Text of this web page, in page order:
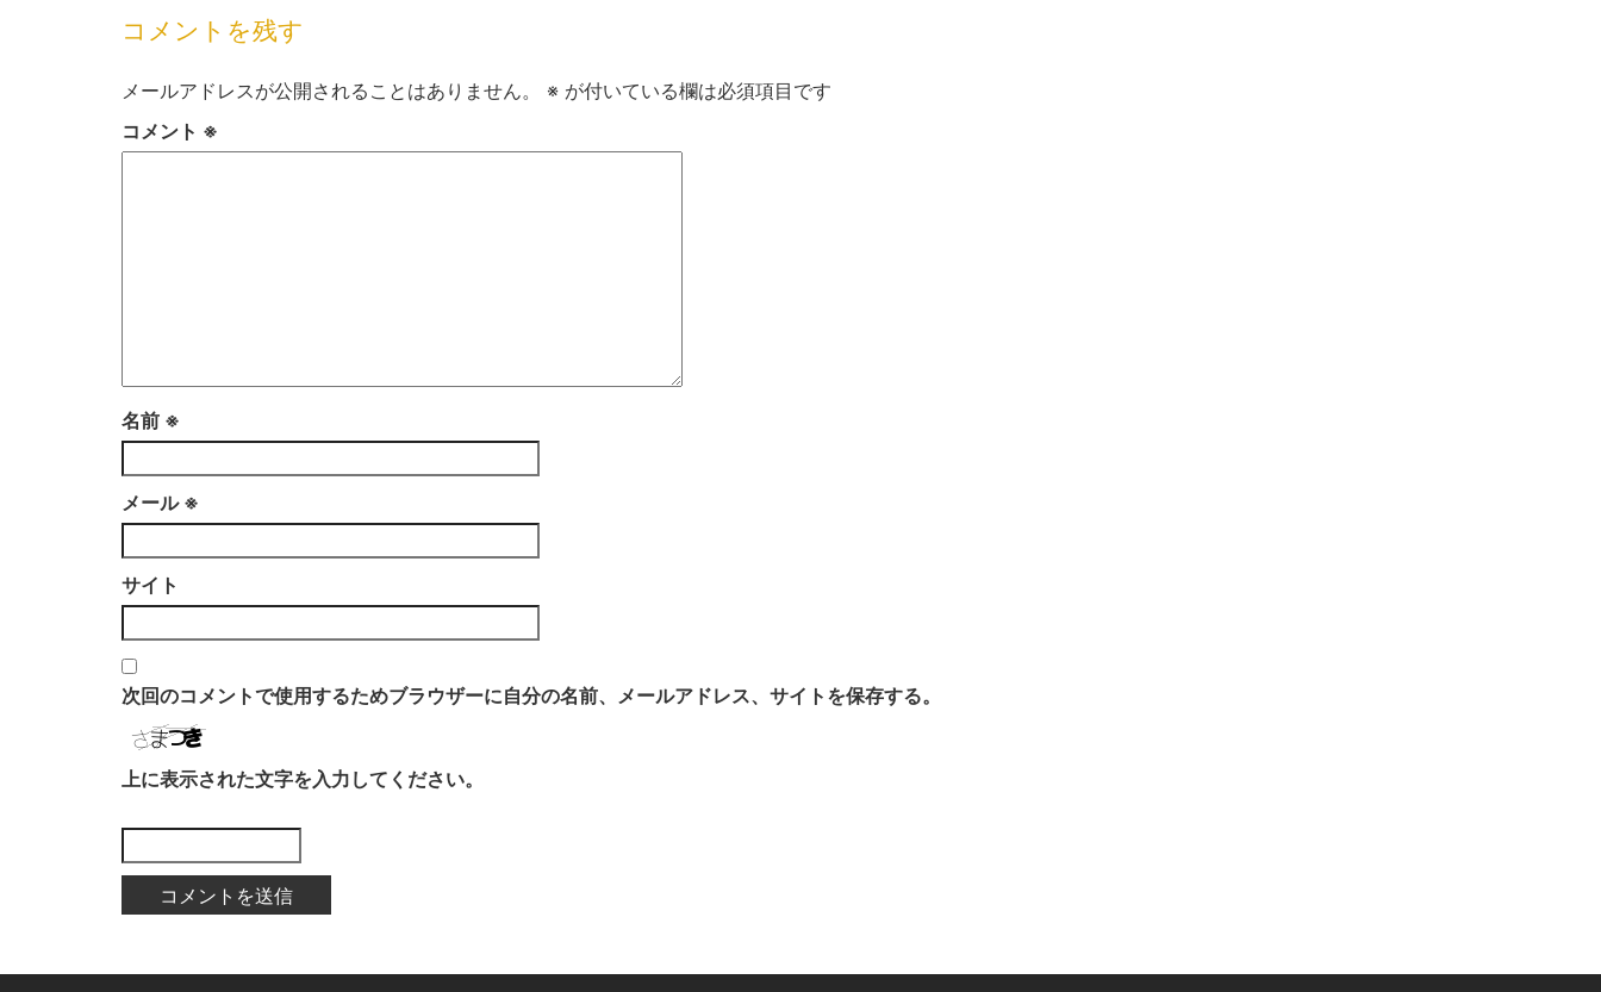
コメントを残す
メールアドレスが公開されることはありません。 ※ が付いている欄は必須項目です
コメント ※
名前 ※
メール ※
サイト
次回のコメントで使用するためブラウザーに自分の名前、メールアドレス、サイトを保存する。
上に表示された文字を入力してください。